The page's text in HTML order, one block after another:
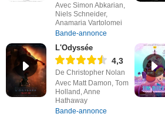
Avec Simon Abkarian,
Niels Schneider,
Anamaria Vartolomei
Bande-annonce
L'Odyssée
4,3
De Christopher Nolan
Avec Matt Damon, Tom
Holland, Anne
Hathaway
Bande-annonce